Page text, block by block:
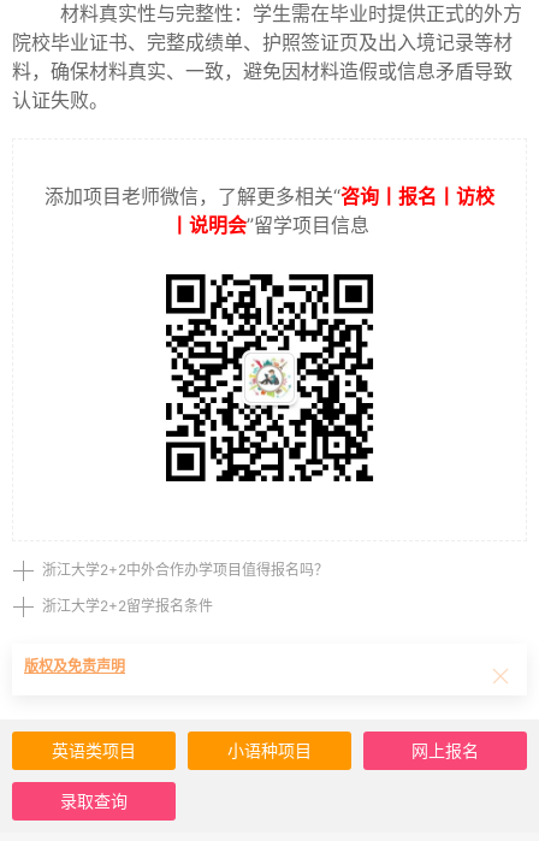
材料真实性与完整性：学生需在毕业时提供正式的外方
院校毕业证书、完整成绩单、护照签证页及出入境记录等材
料，确保材料真实、一致，避免因材料造假或信息矛盾导致
认证失败。
添加项目老师微信，了解更多相关“咨询丨报名丨访校
丨说明会”留学项目信息
浙江大学2+2中外合作办学项目值得报名吗？
浙江大学2+2留学报名条件
版权及免责声明
英语类项目 小语种项目 网上报名
录取查询